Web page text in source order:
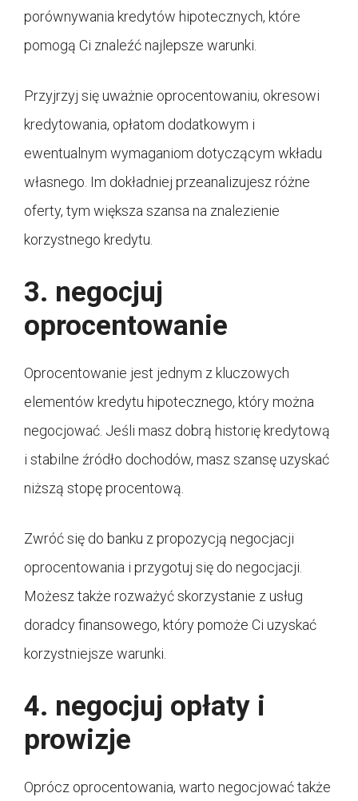
porównywania kredytów hipotecznych, które
pomogą Ci znaleźć najlepsze warunki.
Przyjrzyj się uważnie oprocentowaniu, okresowi
kredytowania, opłatom dodatkowym i
ewentualnym wymaganiom dotyczącym wkładu
własnego. Im dokładniej przeanalizujesz różne
oferty, tym większa szansa na znalezienie
korzystnego kredytu.
3. negocjuj
oprocentowanie
Oprocentowanie jest jednym z kluczowych
elementów kredytu hipotecznego, który można
negocjować. Jeśli masz dobrą historię kredytową
i stabilne źródło dochodów, masz szansę uzyskać
niższą stopę procentową.
Zwróć się do banku z propozycją negocjacji
oprocentowania i przygotuj się do negocjacji.
Możesz także rozważyć skorzystanie z usług
doradcy finansowego, który pomoże Ci uzyskać
korzystniejsze warunki.
4. negocjuj opłaty i
prowizje
Oprócz oprocentowania, warto negocjować także